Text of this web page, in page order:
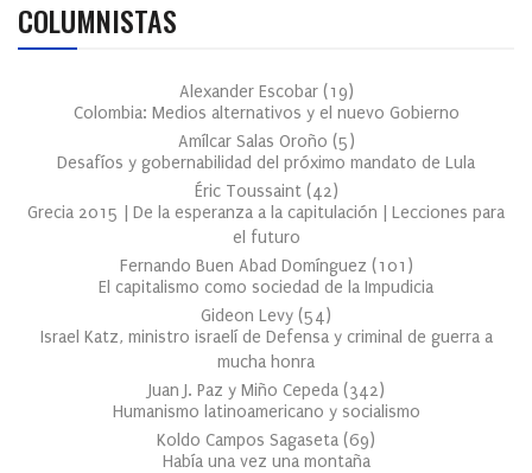
COLUMNISTAS
Alexander Escobar (19)
Colombia: Medios alternativos y el nuevo Gobierno
Amílcar Salas Oroño (5)
Desafíos y gobernabilidad del próximo mandato de Lula
Éric Toussaint (42)
Grecia 2015 | De la esperanza a la capitulación | Lecciones para
el futuro
Fernando Buen Abad Domínguez (101 )
El capitalismo como sociedad de la Impudicia
Gideon Levy (54)
Israel Katz, ministro israelí de Defensa y criminal de guerra a
mucha honra
Juan J. Paz y Miño Cepeda (342)
Humanismo latinoamericano y socialismo
Koldo Campos Sagaseta (69)
Había una vez una montaña